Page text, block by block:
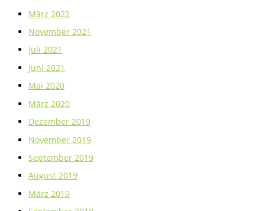
März 2022
November 2021
Juli 2021
Juni 2021
Mai 2020
März 2020
Dezember 2019
November 2019
September 2019
August 2019
März 2019